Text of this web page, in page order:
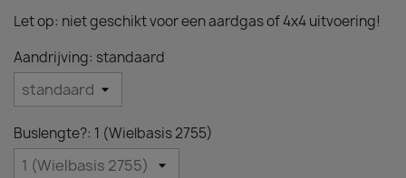
Let op: niet geschikt voor een aardgas of 4x4 uitvoering!
Aandrijving: standaard
Buslengte?: 1 (Wielbasis 2755)